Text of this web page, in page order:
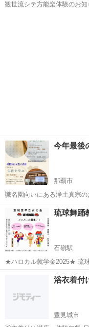
観世流シテ方能楽体験のお知らせ 識名園の向いにあるお寺
今年最後
那覇市
識名園向いにある浄土真宗のお寺 琉球識名
日曜講座を開催しています
（日） 2025年の新たな年を迎える前に心を整え 静かな環境で、仏教
に触れて...
沖縄 那覇市 その他
琉球舞
石嶺駅
★ハロカル就学金2025★ 琉球舞踊のお月謝が約１０ヶ月間無料になり
ます🎵 その期間のみ通われ
条件が下記の通りございますので
那覇市 石嶺駅
浴衣着付
豊見城市